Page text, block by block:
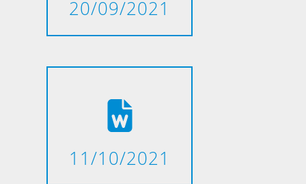
20/09/2021
11/10/2021